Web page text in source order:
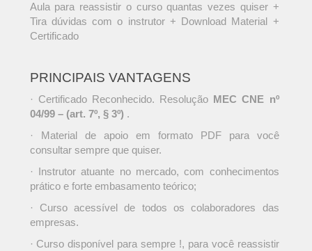
Aula para reassistir o curso quantas vezes quiser +
Tira dúvidas com o instrutor + Download Material +
Certificado
PRINCIPAIS VANTAGENS
· Certificado Reconhecido. Resolução MEC CNE nº
04/99 – (art. 7º, § 3º) .
· Material de apoio em formato PDF para você
consultar sempre que quiser.
· Instrutor atuante no mercado, com conhecimentos
prático e forte embasamento teórico;
· Curso acessível de todos os colaboradores das
empresas.
· Curso disponível para sempre !, para você reassistir